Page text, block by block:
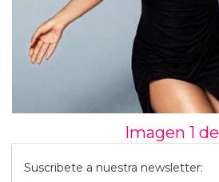
Imagen 1 de
Suscribete a nuestra newsletter: